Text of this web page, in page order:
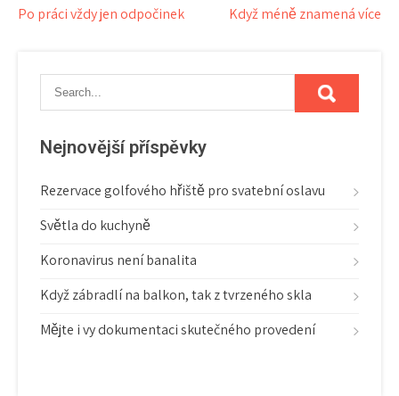
Navigace
příspěvek
Po práci vždy jen odpočinek Když méně znamená více
Nejnovější příspěvky
Rezervace golfového hřiště pro svatební oslavu
Světla do kuchyně
Koronavirus není banalita
Když zábradlí na balkon, tak z tvrzeného skla
Mějte i vy dokumentaci skutečného provedení